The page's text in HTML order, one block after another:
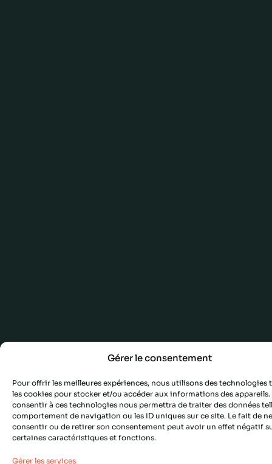
Gérer le consentement
Pour offrir les meilleures expériences, nous utilisons des technologies
les cookies pour stocker et/ou accéder aux informations des appareils.
consentir à ces technologies nous permettra de traiter des données
comportement de navigation ou les ID uniques sur ce site. Le fait de
consentir ou de retirer son consentement peut avoir un effet négatif
certaines caractéristiques et fonctions.
Gérer les services